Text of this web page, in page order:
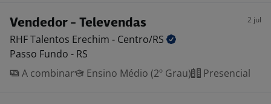
Vendedor - Televendas 2 jul
RHF Talentos Erechim - Centro/RS
Passo Fundo - RS
A combinar
Ensino Médio (2º Grau) Presencial